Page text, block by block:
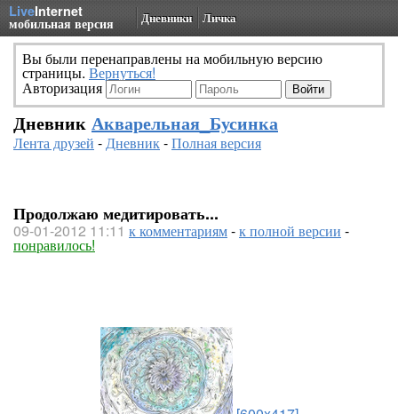
LiveInternet
мобильная версия Дневники Личка
Вы были перенаправлены на мобильную версию
страницы. Вернуться!
Авторизация
Дневник Акварельная_Бусинка
Лента друзей -Дневник-Полная версия
Продолжаю медитировать...
09-01-2012 11:11 к комментариям-к полной версии -
понравилось!